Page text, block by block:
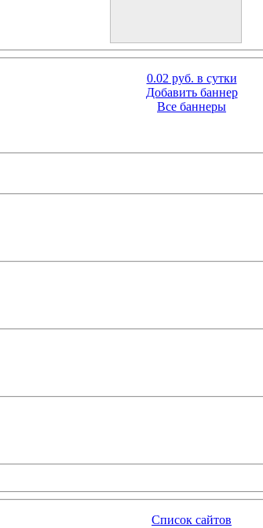
0.02 руб. в сутки
Добавить баннер
Все баннеры
Список сайтов